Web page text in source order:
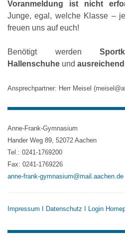
Voranmeldung ist nicht
Junge, egal, welche Klasse –
freuen uns auf euch!
Benötigt werden
Hallenschuhe und
Ansprechpartner: Herr Meisel
Anne-Frank-Gymnasium
Hander Weg 89, 52072 Aachen
Tel.: 0241-1769200
Fax: 0241-1769226
anne-frank-gymnasium@mail.aachen.de
Impressum Datenschutz Login